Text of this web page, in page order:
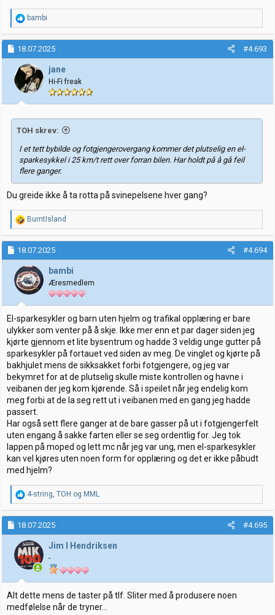
R
e
a
k
s
j
o
n
e
r
bambi
18.07.2025 #4.693
jane
Hi-Fi freak
TOH skrev:
I et tett bybilde og fotgjengerovergang kommer det plutselig en el-
sparkesykkel i 25 km/t rett over forran bilen. Har holdt på å gå feil
flere ganger.
Du greide ikke å ta rotta på svinepelsene hver gang?
R
e
a
k
s
j
o
n
e
r
:
BurntIsland
18.07.2025 #4.694
bambi
Æresmedlem
El-sparkesykler og barn uten hjelm og trafikal opplæring er bare
ulykker som venter på å skje. Ikke mer enn et par dager siden jeg
kjørte gjennom et lite bysentrum og hadde 3 veldig unge gutter på
sparkesykler på fortauet ved siden av meg. De vinglet og kjørte på
bakhjulet mens de sikksakket forbi fotgjengere, og jeg var
bekymret for at de plutselig skulle miste kontrollen og havne i
veibanen der jeg kom kjørende. Så i speilet når jeg endelig kom
meg forbi at de la seg rett ut i veibanen med en gang jeg hadde
passert.
Har også sett flere ganger at de bare gasser på ut i fotgjengerfelt
uten engang å sakke farten eller se seg ordentlig for. Jeg tok
lappen på moped og lett mc når jeg var ung, men el-sparkesykler
kan vel kjøres uten noen form for opplæring og det er ikke påbudt
med hjelm?
R
e
a
k
s
j
o
n
e
r
:
4-string, TOH og MML
18.07.2025 #4.695
Jim I Hendriksen
-
Alt dette mens de taster på tlf. Sliter med å produsere noen
medfølelse når de tryner...